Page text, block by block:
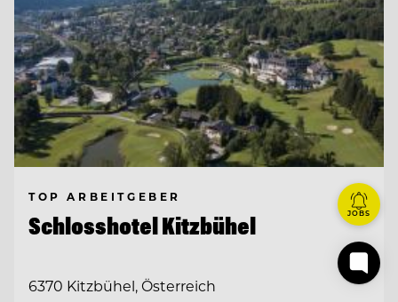
TOP ARBEITGEBER
Schlosshotel Kitzbühel
6370 Kitzbühel, Österreich
JOBS